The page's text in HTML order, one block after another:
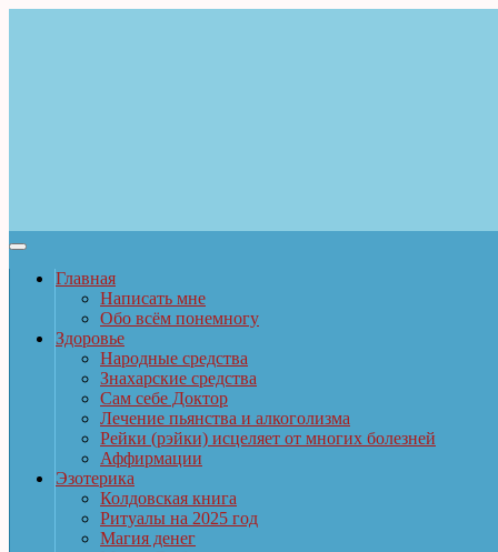
Главная
Написать мне
Обо всём понемногу
Здоровье
Народные средства
Знахарские средства
Сам себе Доктор
Лечение пьянства и алкоголизма
Рейки (рэйки) исцеляет от многих болезней
Аффирмации
Эзотерика
Колдовская книга
Ритуалы на 2025 год
Магия денег